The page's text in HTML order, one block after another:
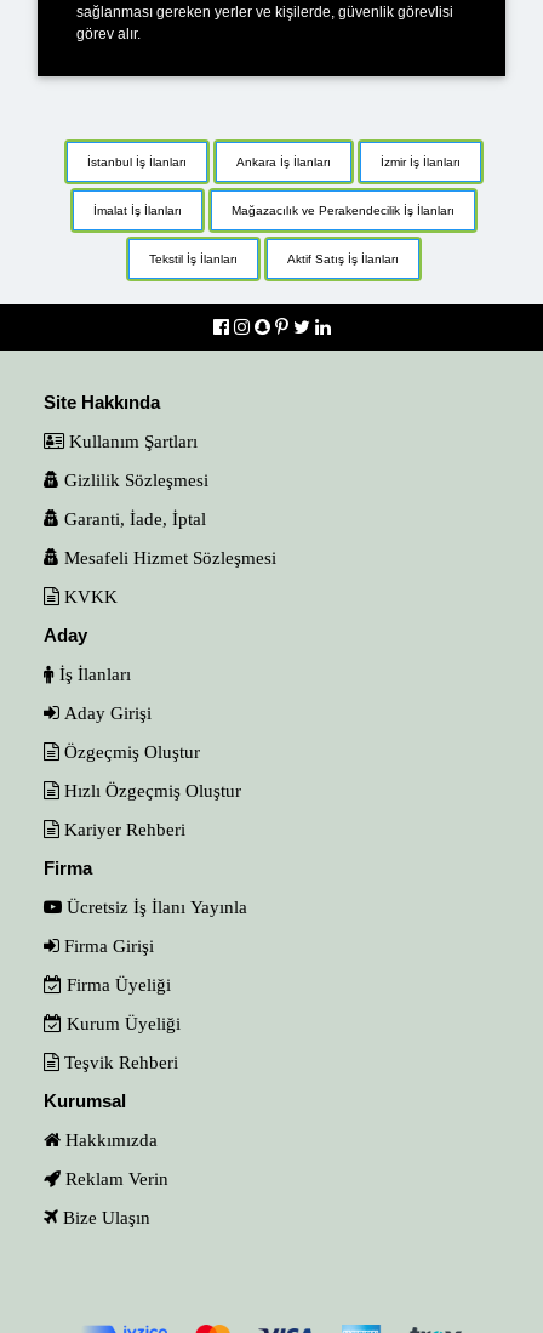
sağlanması gereken yerler ve kişilerde, güvenlik görevlisi
görev alır.
İstanbul İş İlanları Ankara İş İlanları İzmir İş İlanları
İmalat İş İlanları Mağazacılık ve Perakendecilik İş İlanları
Tekstil İş İlanları Aktif Satış İş İlanları
Site Hakkında
Kullanım Şartları
Gizlilik Sözleşmesi
Garanti, İade, İptal
Mesafeli Hizmet Sözleşmesi
KVKK
Aday
İş İlanları
Aday Girişi
Özgeçmiş Oluştur
Hızlı Özgeçmiş Oluştur
Kariyer Rehberi
Firma
Ücretsiz İş İlanı Yayınla
Firma Girişi
Firma Üyeliği
Kurum Üyeliği
Teşvik Rehberi
Kurumsal
Hakkımızda
Reklam Verin
Bize Ulaşın